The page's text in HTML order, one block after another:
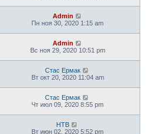
Admin
Пн ноя 30, 2020 1:15 am
Admin
Вс ноя 29, 2020 10:51 pm
Стас Ермак
Вт окт 20, 2020 11:04 am
Стас Ермак
Чт июл 09, 2020 8:55 pm
НТВ
Вт июн 02, 2020 5:52 pm